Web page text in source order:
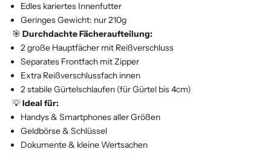
Edles kariertes Innenfutter
Geringes Gewicht: nur 210g
🎯 Durchdachte Fächeraufteilung:
2 große Hauptfächer mit Reißverschluss
Separates Frontfach mit Zipper
Extra Reißverschlussfach innen
2 stabile Gürtelschlaufen (für Gürtel bis 4cm)
💡Ideal für:
Handys & Smartphones aller Größen
Geldbörse & Schlüssel
Dokumente & kleine Wertsachen